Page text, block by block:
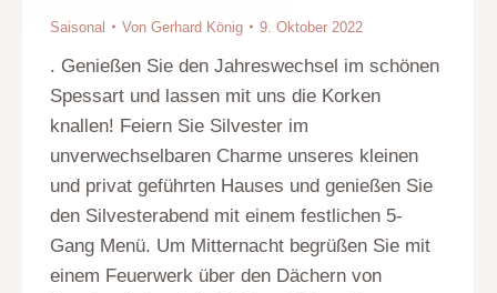
Saisonal Von Gerhard König 9. Oktober 2022
. Genießen Sie den Jahreswechsel im schönen
Spessart und lassen mit uns die Korken
knallen! Feiern Sie Silvester im
unverwechselbaren Charme unseres kleinen
und privat geführten Hauses und genießen Sie
den Silvesterabend mit einem festlichen 5-
Gang Menü. Um Mitternacht begrüßen Sie mit
einem Feuerwerk über den Dächern von